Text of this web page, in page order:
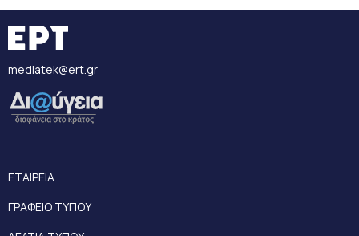
mediatek@ert.gr
ΕΤΑΙΡΕΙΑ
ΓΡΑΦΕΙΟ ΤΥΠΟΥ